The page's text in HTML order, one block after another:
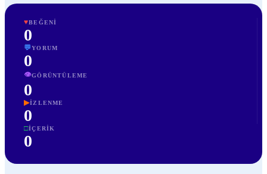
♥BEĞENI
0
💬YORUM
0
👁GÖRÜNTÜLEME
0
▶İZLENME
0
□İÇERIK
0